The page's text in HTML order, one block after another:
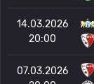
14.03.2026
20:00
07.03.2026